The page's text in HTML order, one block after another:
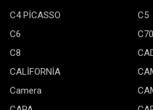
C4 PİCASSO
C5
C6
C70
C8
CALİFORNİA
Camera